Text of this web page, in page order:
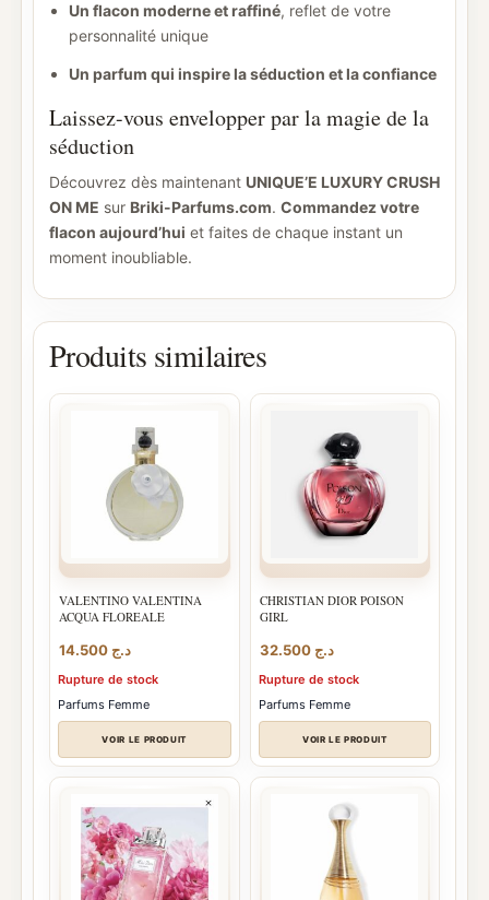
Un flacon moderne et raffiné, reflet de votre
personnalité unique
Un parfum qui inspire la séduction et la confiance
Laissez-vous envelopper par la magie de la
séduction
Découvrez dès maintenant UNIQUE’E LUXURY CRUSH
ON ME sur Briki-Parfums.com. Commandez votre
flacon aujourd’hui et faites de chaque instant un
moment inoubliable.
Produits similaires
VALENTINO VALENTINA
ACQUA FLOREALE
د.ج
Rupture de stock
Parfums Femme
VOIR LE PRODUIT
CHRISTIAN DIOR POISON
GIRL
د.ج 32.500
Rupture de stock
Parfums Femme
VOIR LE PRODUIT